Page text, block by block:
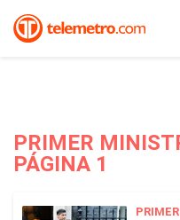
PRIMER
PÁGINA 1